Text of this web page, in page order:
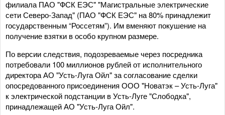
филиала ПАО "ФСК ЕЭС" "Магистральные электрические
сети Северо-Запад" (ПАО "ФСК ЕЭС" на 80% принадлежит
государственным “Россетям”). Им вменяют покушение на
получение взятки в особо крупном размере.
По версии следствия, подозреваемые через посредника
потребовали 100 миллионов рублей от исполнительного
директора АО "Усть-Луга Ойл" за согласование сделки
опосредованного присоединения ООО "Новатэк – Усть-Луга"
к электрической подстанции в Усть-Луге "Слободка",
принадлежащей АО "Усть-Луга Ойл".